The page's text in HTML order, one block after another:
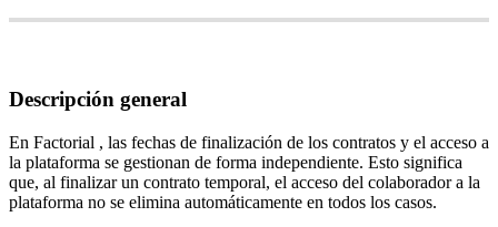
Descripción general
En Factorial , las fechas de finalización de los contratos y el acceso a
la plataforma se gestionan de forma independiente. Esto significa
que, al finalizar un contrato temporal, el acceso del colaborador a la
plataforma no se elimina automáticamente en todos los casos.